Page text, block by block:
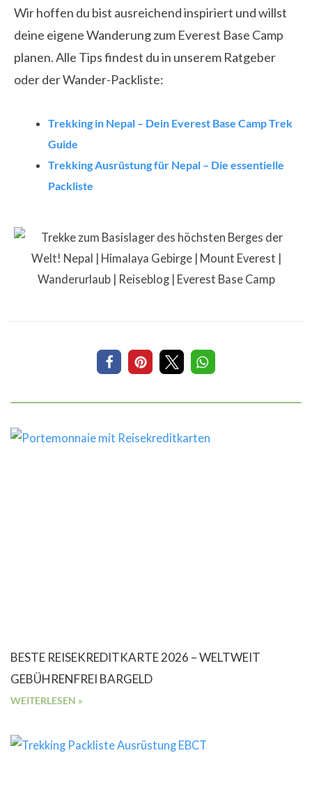
Wir hoffen du bist ausreichend inspiriert und willst
deine eigene Wanderung zum Everest Base Camp
planen. Alle Tips findest du in unserem Ratgeber
oder der Wander-Packliste:
Trekking in Nepal – Dein Everest Base Camp Trek
Guide
Trekking Ausrüstung für Nepal – Die essentielle
Packliste
4
BESTE REISEKREDITKARTE 2026 – WELTWEIT
GEBÜHRENFREI BARGELD
WEITERLESEN »